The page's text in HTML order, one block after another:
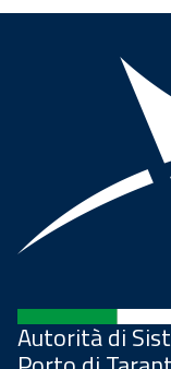
Autorità di